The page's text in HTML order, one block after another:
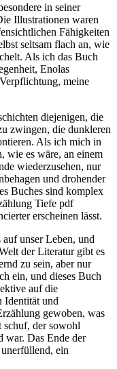
in seiner
Illustrationen waren
Fähigkeiten
seltsam flach an, wie
Als ich das Buch
Enolas
meine
diejenigen, die
zwingen, die dunkleren
Als ich mich in
wie es wäre, an einem
wiederzusehen, nur
und drohender
Buches sind komplex
Tiefe pdf
erscheinen lässt.
unser Leben, und
der Literatur gibt es
zu sein, aber nur
ein, und dieses Buch
auf die
Identität und
gewoben, was
der sowohl
war. Das Ende der
ein